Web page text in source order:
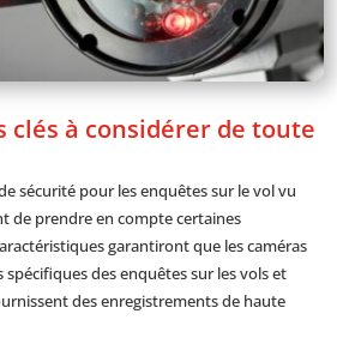
clés à considérer de toute
sécurité pour les enquêtes sur le vol vu
de prendre en compte certaines
garantiront que les caméras
des enquêtes sur les vols et
des enregistrements de haute